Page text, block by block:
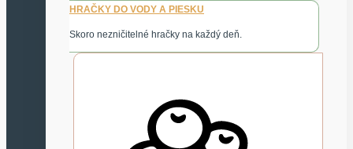
HRAČKY DO VODY A PIESKU
Skoro nezničitelné hračky na každý deň.